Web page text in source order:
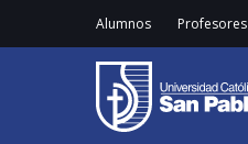
Alumnos Profesores